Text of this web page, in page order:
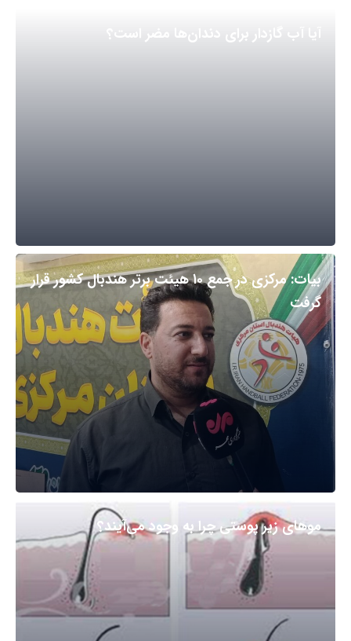
آیا آب گازدار برای دندان‌ها مضر است؟
بیات: مرکزی در جمع ۱۰ هیئت برتر هندبال کشور قرار
گرفت
مو‌های زیر پوستی چرا به وجود می‌آیند؟